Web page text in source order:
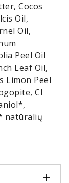
Cocos
Oil,
Oil,
Peel Oil
Leaf Oil,
Limon Peel
CI
natūralių